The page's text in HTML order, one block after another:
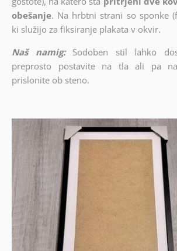
obešanje. Na hrbtni strani so sponke
ki služijo za fiksiranje plakata v okvir.
Naš namig:
Sodoben stil lahko
preprosto postavite na tla ali pa
prislonite ob steno.